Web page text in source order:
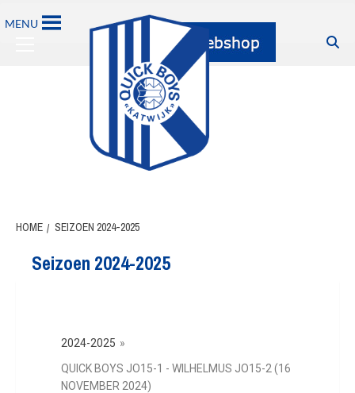
MENU
HOME SEIZOEN 2024-2025
Seizoen 2024-2025
2024-2025 »
QUICK BOYS JO15-1 - WILHELMUS JO15-2 (16
NOVEMBER 2024)